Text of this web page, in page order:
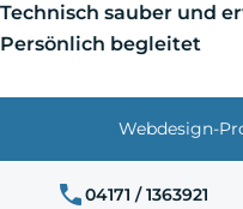
Technisch sauber und
Persönlich begleitet
Webdesign-
04171 / 1363921